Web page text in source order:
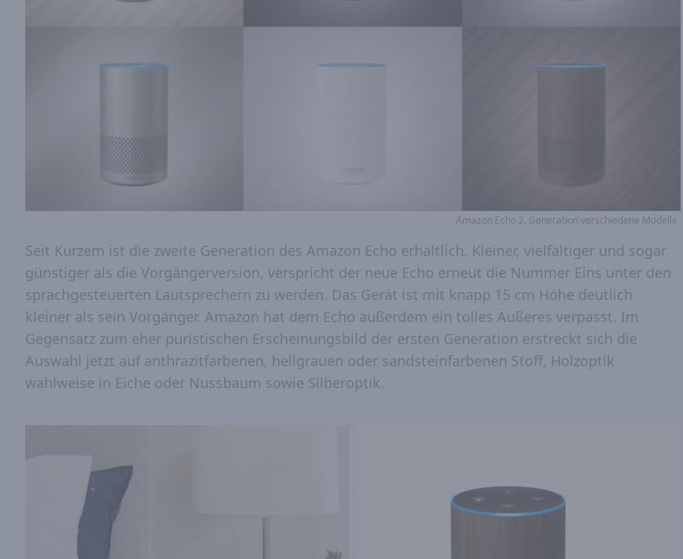
Amazon Echo 2. Generation verschiedene Modelle
Seit Kurzem ist die zweite Generation des Amazon Echo erhältlich. Kleiner, vielfältiger und sogar
günstiger als die Vorgängerversion, verspricht der neue Echo erneut die Nummer Eins unter den
sprachgesteuerten Lautsprechern zu werden. Das Gerät ist mit knapp 15 cm Höhe deutlich
kleiner als sein Vorgänger. Amazon hat dem Echo außerdem ein tolles Äußeres verpasst. Im
Gegensatz zum eher puristischen Erscheinungsbild der ersten Generation erstreckt sich die
Auswahl jetzt auf anthrazitfarbenen, hellgrauen oder sandsteinfarbenen Stoff, Holzoptik
wahlweise in Eiche oder Nussbaum sowie Silberoptik.